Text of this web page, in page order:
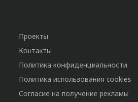
Проекты
Контакты
Политика конфиденциальности
Политика использования cookies
Согласие на получение рекламы